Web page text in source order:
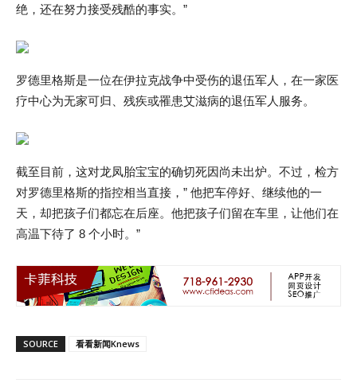
绝，还在努力接受残酷的事实。”
罗德里格斯是一位在伊拉克战争中受伤的退伍军人，在一家医
疗中心为无家可归、残疾或罹患艾滋病的退伍军人服务。
截至目前，这对龙凤胎宝宝的确切死因尚未出炉。不过，检方
对罗德里格斯的指控相当直接，” 他把车停好、继续他的一
天，却把孩子们都忘在后座。他把孩子们留在车里，让他们在
高温下待了 8 个小时。”
SOURCE 看看新闻Knews